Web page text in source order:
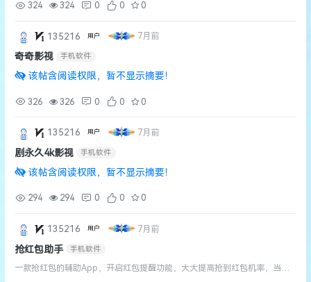
324 324 0 0 0
135216 用户 7月前
奇奇影视 手机软件
该帖含阅读权限，暂不显示摘要！
326 326 0 0 0
135216 用户 7月前
剧永久4k影视 手机软件
该帖含阅读权限，暂不显示摘要！
294 294 0 0 0
135216 用户 7月前
抢红包助手 手机软件
一款抢红包的辅助App，开启红包提醒功能，大大提高抢到红包机率，当红